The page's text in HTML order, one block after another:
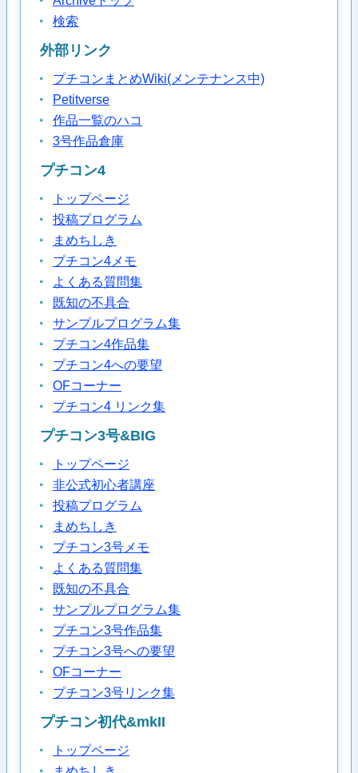
検索
外部リンク
プチコンまとめWiki(メンテナンス中)
Petitverse
作品一覧のハコ
3号作品倉庫
プチコン4
トップページ
投稿プログラム
まめちしき
プチコン4メモ
よくある質問集
既知の不具合
サンプルプログラム集
プチコン4作品集
プチコン4への要望
OFコーナー
プチコン4 リンク集
プチコン3号&BIG
トップページ
非公式初心者講座
投稿プログラム
まめちしき
プチコン3号メモ
よくある質問集
既知の不具合
サンプルプログラム集
プチコン3号作品集
プチコン3号への要望
OFコーナー
プチコン3号リンク集
プチコン初代&mkII
トップページ